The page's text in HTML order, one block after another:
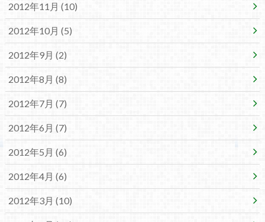
2012年11月 (10)
2012年10月 (5)
2012年9月 (2)
2012年8月 (8)
2012年7月 (7)
2012年6月 (7)
2012年5月 (6)
2012年4月 (6)
2012年3月 (10)